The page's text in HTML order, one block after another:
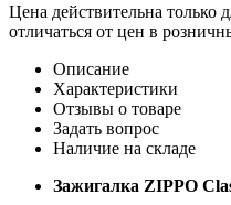
Цена действительна только
отличаться от цен в
Описание
Характеристики
Отзывы о товаре
Задать вопрос
Наличие на складе
Зажигалка ZIPPO